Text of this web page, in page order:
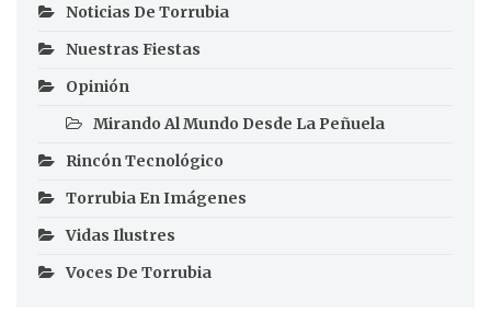
Noticias De Torrubia
Nuestras Fiestas
Opinión
Mirando Al Mundo Desde La Peñuela
Rincón Tecnológico
Torrubia En Imágenes
Vidas Ilustres
Voces De Torrubia